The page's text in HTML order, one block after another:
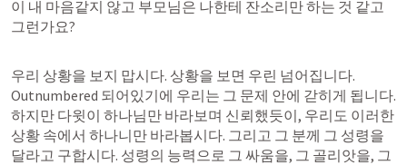
이 내 마음같지 않고 부모님은 나한테 잔소리만 하는 것 같고
그런가요?
우리 상황을 보지 맙시다. 상황을 보면 우린 넘어집니다.
Outnumbered 되어있기에 우리는 그 문제 안에 갇히게 됩니다.
하지만 다윗이 하나님만 바라보며 신뢰했듯이, 우리도 이러한
상황 속에서 하나니만 바라봅시다. 그리고 그 분께 그 성령을
달라고 구합시다. 성령의 능력으로 그 싸움을, 그 골리앗을, 그